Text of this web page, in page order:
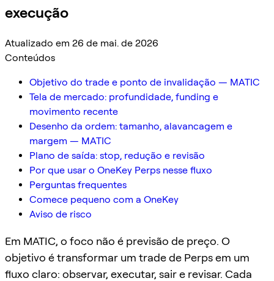
execução
Atualizado em 26 de mai. de 2026
Conteúdos
Objetivo do trade e ponto de invalidação — MATIC
Tela de mercado: profundidade, funding e
movimento recente
Desenho da ordem: tamanho, alavancagem e
margem — MATIC
Plano de saída: stop, redução e revisão
Por que usar o OneKey Perps nesse fluxo
Perguntas frequentes
Comece pequeno com a OneKey
Aviso de risco
Em MATIC, o foco não é previsão de preço. O
objetivo é transformar um trade de Perps em um
fluxo claro: observar, executar, sair e revisar. Cada